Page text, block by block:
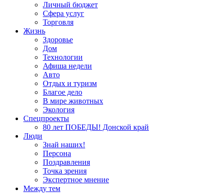
Личный бюджет
Сфера услуг
Торговля
Жизнь
Здоровье
Дом
Технологии
Афиша недели
Авто
Отдых и туризм
Благое дело
В мире животных
Экология
Спецпроекты
80 лет ПОБЕДЫ! Донской край
Люди
Знай наших!
Персона
Поздравления
Точка зрения
Экспертное мнение
Между тем